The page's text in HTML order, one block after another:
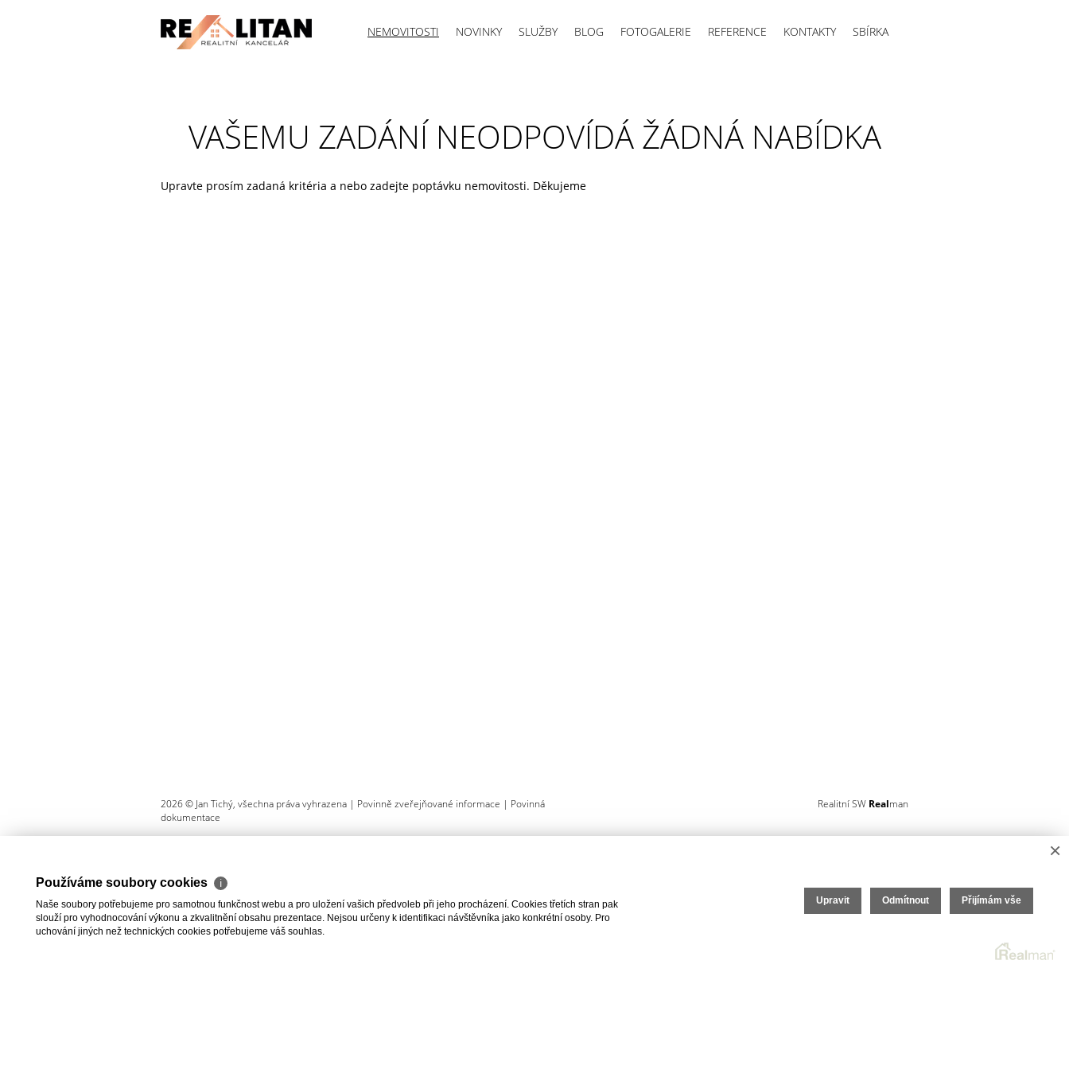
NEMOVITOSTI NOVINKY SLUŽBY BLOG FOTOGALERIE REFERENCE KONTAKTY SBÍRKA
VAŠEMU ZADÁNÍ NEODPOVÍDÁ ŽÁDNÁ NABÍDKA
Upravte prosím zadaná kritéria a nebo zadejte poptávku nemovitosti. Děkujeme
2026 © Jan Tichý, všechna práva vyhrazena | Povinně zveřejňované informace | Povinná
dokumentace
Realitní SW Realman
×
Používáme soubory cookies ℹ
Naše soubory potřebujeme pro samotnou funkčnost webu a pro uložení vašich předvoleb při jeho procházení. Cookies třetích stran pak
slouží pro vyhodnocování výkonu a zkvalitnění obsahu prezentace. Nejsou určeny k identifikaci návštěvníka jako konkrétní osoby. Pro
uchování jiných než technických cookies potřebujeme váš souhlas.
Upravit Odmítnout Přijímám vše